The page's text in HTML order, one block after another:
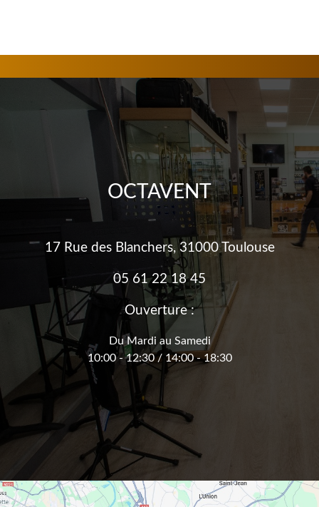
OCTAVENT
17 Rue des Blanchers, 31000 Toulouse
05 61 22 18 45
Ouverture :
Du Mardi au Samedi
10:00 - 12:30 / 14:00 - 18:30